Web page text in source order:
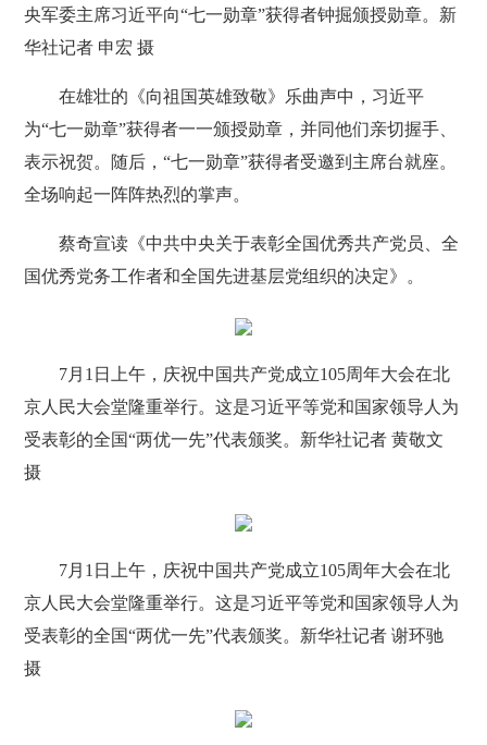
央军委主席习近平向“七一勋章”获得者钟掘颁授勋章。新
华社记者 申宏 摄
在雄壮的《向祖国英雄致敬》乐曲声中，习近平
为“七一勋章”获得者一一颁授勋章，并同他们亲切握手、
表示祝贺。随后，“七一勋章”获得者受邀到主席台就座。
全场响起一阵阵热烈的掌声。
蔡奇宣读《中共中央关于表彰全国优秀共产党员、全
国优秀党务工作者和全国先进基层党组织的决定》。
7月1日上午，庆祝中国共产党成立105周年大会在北
京人民大会堂隆重举行。这是习近平等党和国家领导人为
受表彰的全国“两优一先”代表颁奖。新华社记者 黄敬文
摄
7月1日上午，庆祝中国共产党成立105周年大会在北
京人民大会堂隆重举行。这是习近平等党和国家领导人为
受表彰的全国“两优一先”代表颁奖。新华社记者 谢环驰
摄